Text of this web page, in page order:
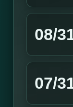
08/
07/